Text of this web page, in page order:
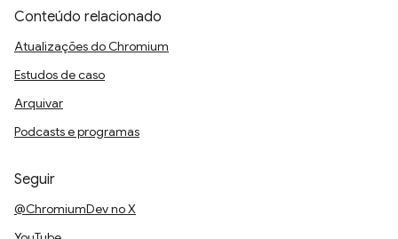
Conteúdo relacionado
Atualizações do Chromium
Estudos de caso
Arquivar
Podcasts e programas
Seguir
@ChromiumDev no X